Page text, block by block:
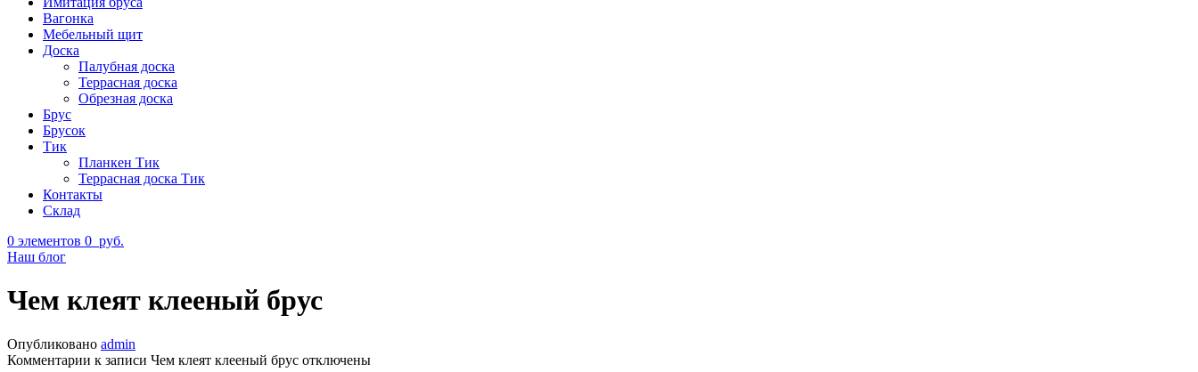
Вагонка
Мебельный щит
Доска
Палубная доска
Террасная доска
Обрезная доска
Брус
Брусок
Тик
Планкен Тик
Террасная доска Тик
Контакты
Склад
0 элементов 0 руб.
Наш блог
Чем клеят клееный брус
Опубликовано admin
Комментарии к записи Чем клеят клееный брус отключены